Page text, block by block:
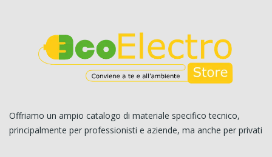
Offriamo un ampio catalogo di materiale specifico tecnico,
principalmente per professionisti e aziende, ma anche per privati